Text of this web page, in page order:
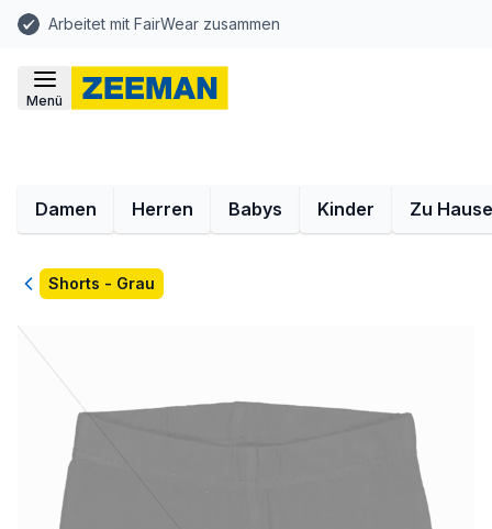
Arbeitet mit FairWear zusammen
Menü
Damen Herren Babys Kinder Zu Hause
ZurückShorts - Grau